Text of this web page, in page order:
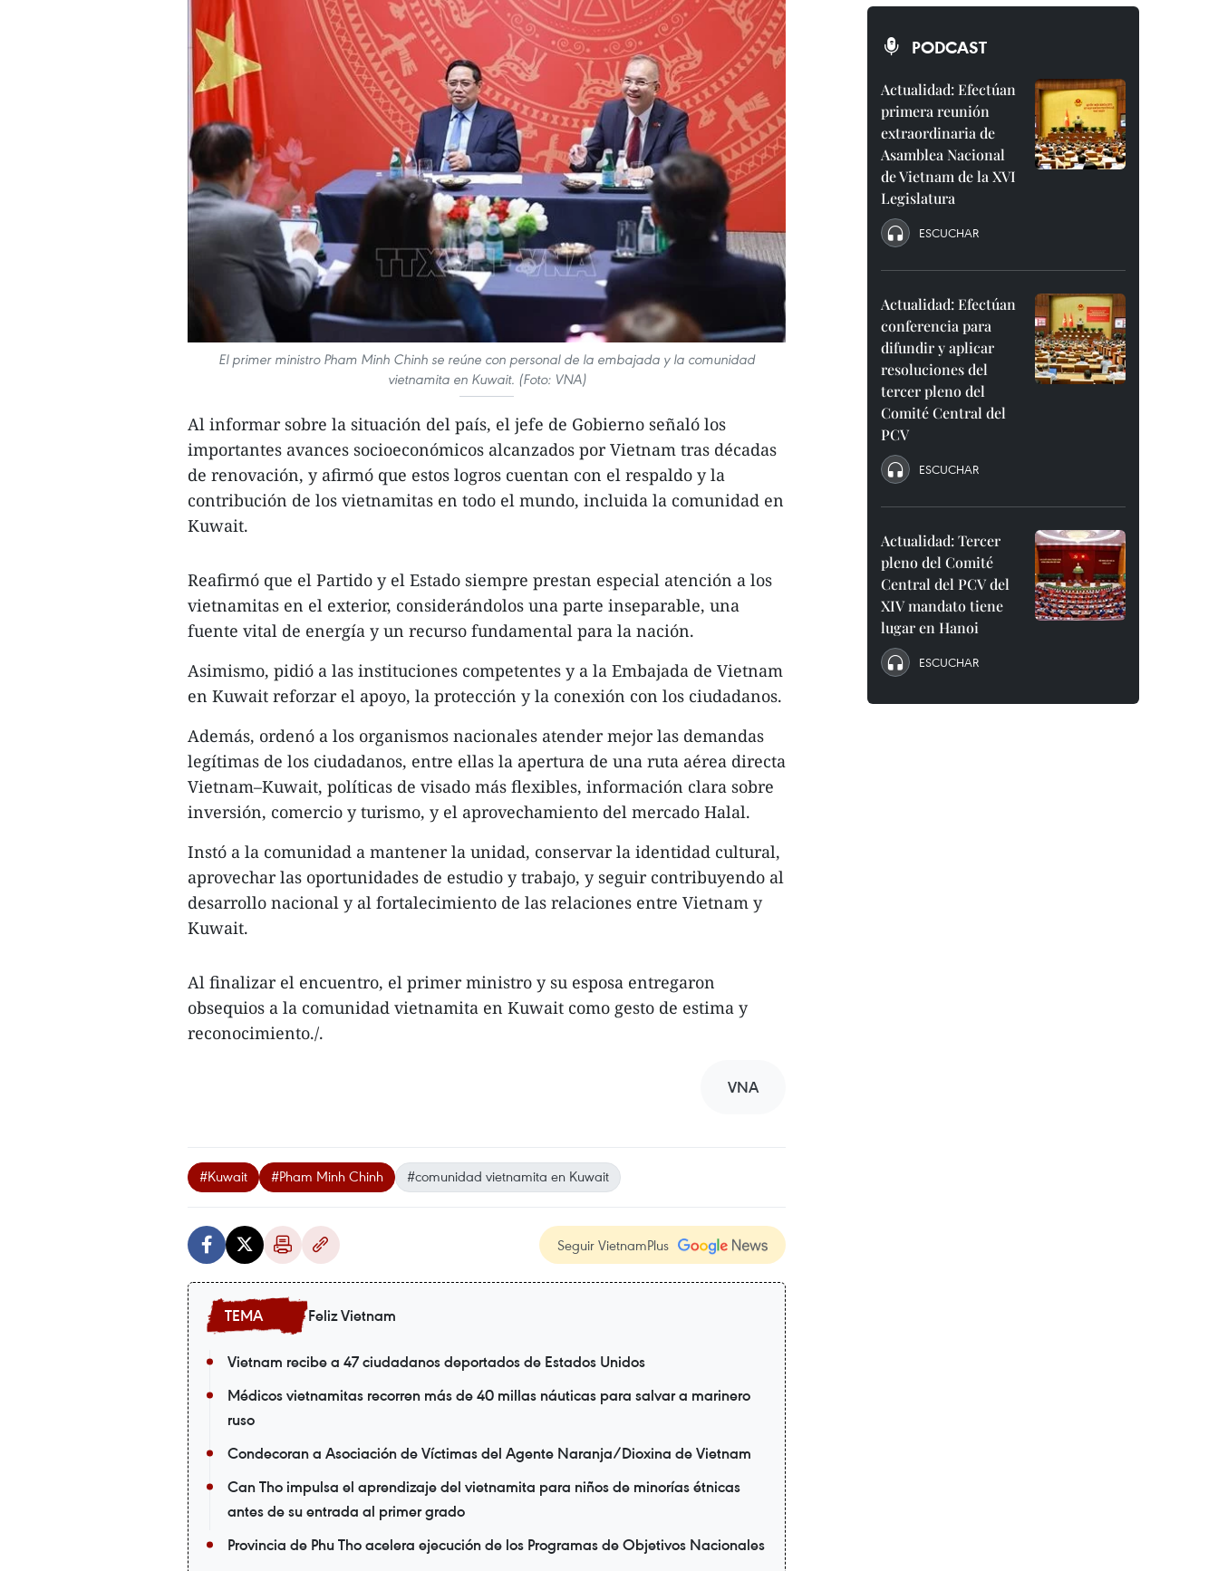
El primer ministro Pham Minh Chinh se reúne con personal de la embajada y la comunidad
vietnamita en Kuwait. (Foto: VNA)
Al informar sobre la situación del país, el jefe de Gobierno señaló los
importantes avances socioeconómicos alcanzados por Vietnam tras décadas
de renovación, y afirmó que estos logros cuentan con el respaldo y la
contribución de los vietnamitas en todo el mundo, incluida la comunidad en
Kuwait.
Reafirmó que el Partido y el Estado siempre prestan especial atención a los
vietnamitas en el exterior, considerándolos una parte inseparable, una
fuente vital de energía y un recurso fundamental para la nación.
Asimismo, pidió a las instituciones competentes y a la Embajada de Vietnam
en Kuwait reforzar el apoyo, la protección y la conexión con los ciudadanos.
Además, ordenó a los organismos nacionales atender mejor las demandas
legítimas de los ciudadanos, entre ellas la apertura de una ruta aérea directa
Vietnam–Kuwait, políticas de visado más flexibles, información clara sobre
inversión, comercio y turismo, y el aprovechamiento del mercado Halal.
Instó a la comunidad a mantener la unidad, conservar la identidad cultural,
aprovechar las oportunidades de estudio y trabajo, y seguir contribuyendo al
desarrollo nacional y al fortalecimiento de las relaciones entre Vietnam y
Kuwait.
Al finalizar el encuentro, el primer ministro y su esposa entregaron
obsequios a la comunidad vietnamita en Kuwait como gesto de estima y
reconocimiento./.
VNA
#Kuwait #Pham Minh Chinh #comunidad vietnamita en Kuwait
Seguir VietnamPlus
Feliz Vietnam
Vietnam recibe a 47 ciudadanos deportados de Estados Unidos
Médicos vietnamitas recorren más de 40 millas náuticas para salvar a marinero
ruso
Condecoran a Asociación de Víctimas del Agente Naranja/Dioxina de Vietnam
Can Tho impulsa el aprendizaje del vietnamita para niños de minorías étnicas
antes de su entrada al primer grado
Provincia de Phu Tho acelera ejecución de los Programas de Objetivos Nacionales
PODCAST
Actualidad: Efectúan
primera reunión
extraordinaria de
Asamblea Nacional
de Vietnam de la XVI
Legislatura
ESCUCHAR
Actualidad: Efectúan
conferencia para
difundir y aplicar
resoluciones del
tercer pleno del
Comité Central del
PCV
ESCUCHAR
Actualidad: Tercer
pleno del Comité
Central del PCV del
XIV mandato tiene
lugar en Hanoi
ESCUCHAR